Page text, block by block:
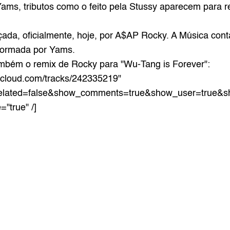
tributos como o feito pela Stussy aparecem para
oficialmente, hoje, por A$AP Rocky. A Música
por Yams.
o remix de Rocky para "Wu-Tang is Forever":
tracks/242335219"
/]